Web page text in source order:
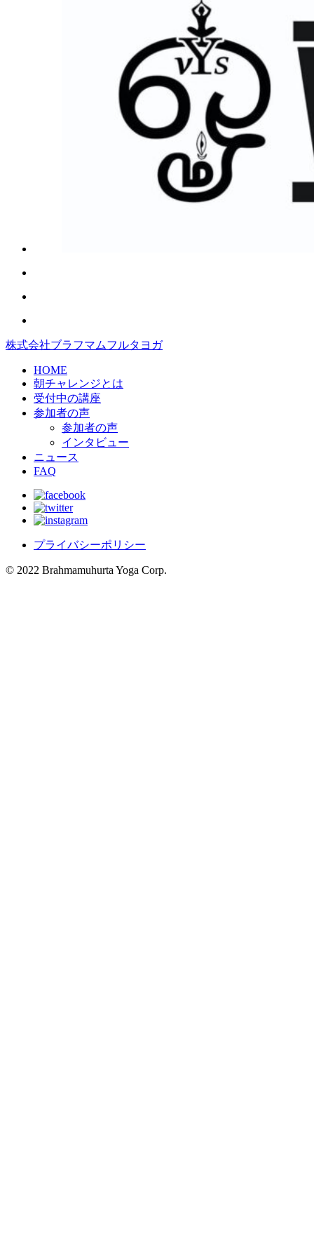
株式会社ブラフマムフルタヨガ
HOME
朝チャレンジとは
受付中の講座
参加者の声
参加者の声
インタビュー
ニュース
FAQ
プライバシーポリシー
© 2022 Brahmamuhurta Yoga Corp.